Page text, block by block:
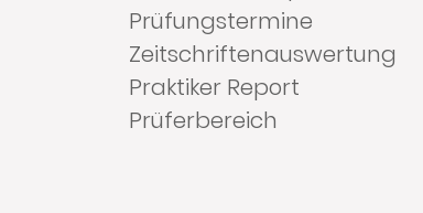
Prüfungstermine
Zeitschriftenauswertung
Praktiker Report
Prüferbereich